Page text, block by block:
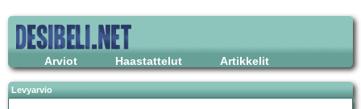
Arviot Haastattelut Artikkelit
Levyarvio